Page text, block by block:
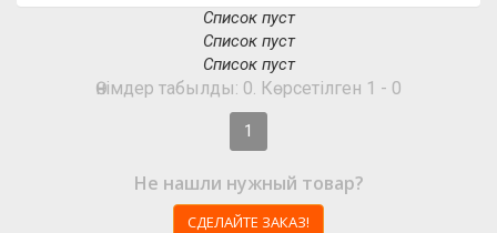
Список пуст
Список пуст
Список пуст
Өнімдер табылды: 0. Көрсетілген 1 - 0
1
Не нашли нужный товар?
СДЕЛАЙТЕ ЗАКАЗ!